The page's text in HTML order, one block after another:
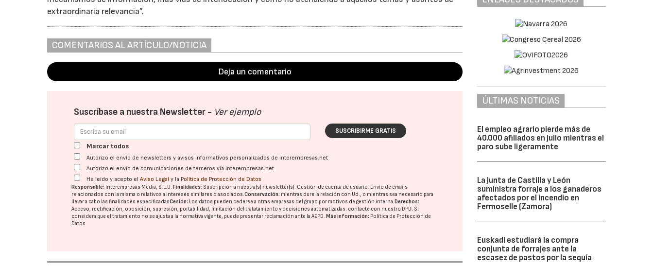
extraordinaria relevancia”.
COMENTARIOS AL ARTÍCULO/NOTICIA
Deja un comentario
Suscríbase a nuestra Newsletter - Ver ejemplo
SUSCRIBIRME GRATIS
Marcar todos
Autorizo el envío de newsletters y avisos informativos personalizados de interempresas.net
Autorizo el envío de comunicaciones de terceros vía interempresas.net
He leído y acepto elAviso Legal y la Política de Protección de Datos
Responsable: Interempresas Media, S.L.U.Finalidades: Suscripción a nuestra(s) newsletter(s). Gestión de cuenta de usuario. Envío de emails
relacionados con la misma o relativos a intereses similares o asociados.Conservación: mientras dure la relación con Ud., o mientras sea necesario para
llevar a cabo las finalidades especificadasCesión: Los datos pueden cederse a otras empresas del grupo por motivos de gestión interna.Derechos:
Acceso, rectificación, oposición, supresión, portabilidad, limitación del tratatamiento y decisiones automatizadas: contacte con nuestro DPD. Si
considera que el tratamiento no se ajusta a la normativa vigente, puede presentar reclamación ante laAEPD.Más información: Política de Protección de
Datos
ÚLTIMAS NOTICIAS
El empleo agrario pierde más de
40.000 afiliados en julio mientras el
paro sube ligeramente
La Junta de Castilla y León
suministra forraje a los ganaderos
afectados por el incendio en
Fermoselle (Zamora)
Euskadi estudiará la compra
conjunta de forrajes ante la
escasez de pastos por la sequía